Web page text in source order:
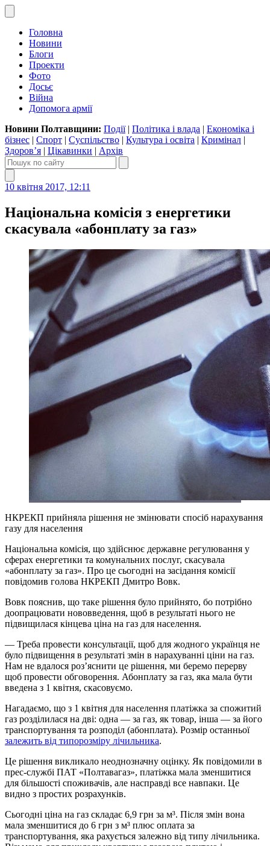
Головна
Новини
Блоги
Проекти
Фото
Досьє
Війна
Допомога армії
Новини Полтавщини: Події| Політика і влада | Економіка і
бізнес | Спорт | Суспільство | Культура і освіта | Кримінал |
Здоров’я | Цікавинки | Архів
10 квітня 2017, 12:11
Національна комісія з енергетики
скасувала «абонплату за газ»
НКРЕКП прийняла рішення не змінювати спосіб нарахування
газу для населення
Національна комісія, що здійснює державне регулювання у
сферах енергетики та комунальних послуг, скасувала
«абонплату за газ». Про це сьогодні на засідання комісії
повідомив голова НКРЕКП Дмитро Вовк.
Вовк пояснив, що таке рішення було прийнято, бо потрібно
доопрацювати нововведення, щоб в результаті нього не
підвищилася кінцева ціна на газ для населення.
— Треба провести консультації, щоб для жодного українця не
було підвищення в результаті змін в нарахуванні ціни на газ.
Нам не вдалося роз’яснити це рішення, ми беремо перерву
щоб провести обговорення. Абонплату за газ, яка мала бути
введена з 1 квітня, скасовуємо.
Нагадаємо, що з 1 квітня для населення платіжка за спожитий
газ розділилася на дві: одна — за газ, як товар, інша — за його
транспортування та розподіл (абонплата). Розмір останньої
залежить від типорозміру лічильника.
Це рішення викликало неоднозначну оцінку. Як повідомили в
прес-службі ПАТ «Полтавагаз», платіжка мала зменшитися
для більшості споживачів, але насправді все навпаки. Це
видно з простих розрахунків.
Сьогодні ціна на газ складає 6,9 грн за м³. Після змін вона
мала зменшитися до 6 грн з м³ плюс оплата за
транспортування, яка рахується залежно від типу лічильника.